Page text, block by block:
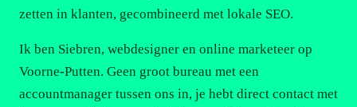
zetten in klanten, gecombineerd met lokale SEO.
Ik ben Siebren, webdesigner en online marketeer op
Voorne-Putten. Geen groot bureau met een
accountmanager tussen ons in, je hebt direct contact met